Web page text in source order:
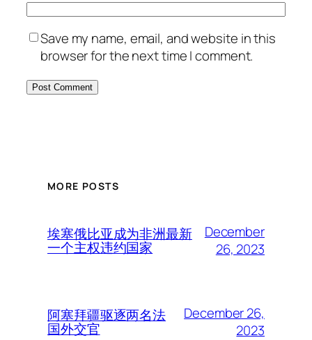
Save my name, email, and website in this
browser for the next time I comment.
MORE POSTS
埃塞俄比亚成为非洲最新
一个主权违约国家
December
26, 2023
阿塞拜疆驱逐两名法
国外交官
December 26,
2023